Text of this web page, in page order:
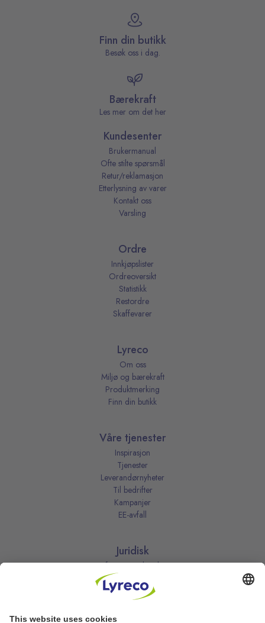
Finn din butikk
Besøk oss i dag.
Bærekraft
Les mer om det her
Kundesenter
Brukermanual
Ofte stilte spørsmål
Retur/reklamasjon
Etterlysning av varer
Kontakt oss
Varsling
Ordre
Innkjøpslister
Ordreoversikt
Statistikk
Restordre
Skaffevarer
Lyreco
Om oss
Miljø og bærekraft
Produktmerking
Finn din butikk
Våre tjenester
Inspirasjon
Tjenester
Leverandørnyheter
Til bedrifter
Kampanjer
EE-avfall
Juridisk
Informasjonskapsler
Kjøpsbetingelser
Personvernerklæring
Vilkår
Vilkår for kundeklubben